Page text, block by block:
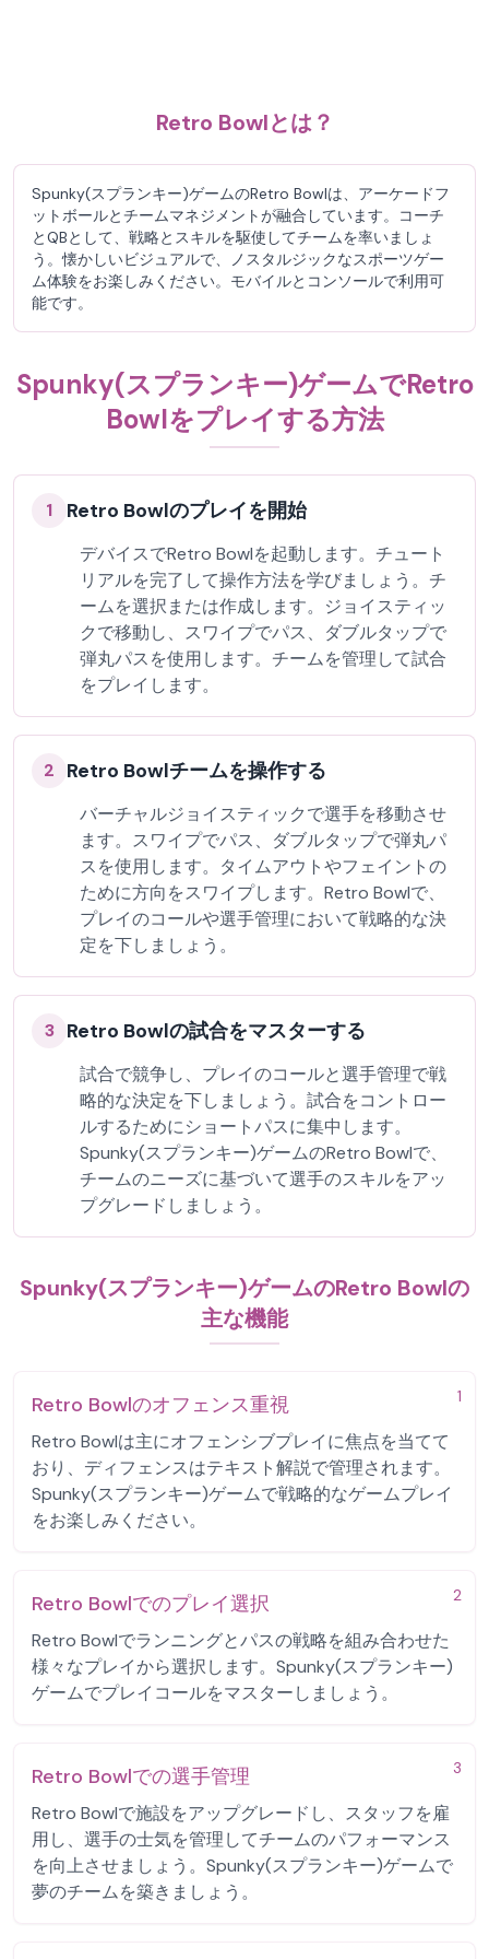
Retro Bowlとは？
Spunky(スプランキー)ゲームのRetro Bowlは、アーケードフ
ットボールとチームマネジメントが融合しています。コーチ
とQBとして、戦略とスキルを駆使してチームを率いましょ
う。懐かしいビジュアルで、ノスタルジックなスポーツゲー
ム体験をお楽しみください。モバイルとコンソールで利用可
能です。
Spunky(スプランキー)ゲームでRetro
Bowlをプレイする方法
1 Retro Bowlのプレイを開始
デバイスでRetro Bowlを起動します。チュート
リアルを完了して操作方法を学びましょう。チ
ームを選択または作成します。ジョイスティッ
クで移動し、スワイプでパス、ダブルタップで
弾丸パスを使用します。チームを管理して試合
をプレイします。
2 Retro Bowlチームを操作する
バーチャルジョイスティックで選手を移動させ
ます。スワイプでパス、ダブルタップで弾丸パ
スを使用します。タイムアウトやフェイントの
ために方向をスワイプします。Retro Bowlで、
プレイのコールや選手管理において戦略的な決
定を下しましょう。
3 Retro Bowlの試合をマスターする
試合で競争し、プレイのコールと選手管理で戦
略的な決定を下しましょう。試合をコントロー
ルするためにショートパスに集中します。
Spunky(スプランキー)ゲームのRetro Bowlで、
チームのニーズに基づいて選手のスキルをアッ
プグレードしましょう。
Spunky(スプランキー)ゲームのRetro Bowlの
主な機能
1
Retro Bowlのオフェンス重視
Retro Bowlは主にオフェンシブプレイに焦点を当てて
おり、ディフェンスはテキスト解説で管理されます。
Spunky(スプランキー)ゲームで戦略的なゲームプレイ
をお楽しみください。
2
Retro Bowlでのプレイ選択
Retro Bowlでランニングとパスの戦略を組み合わせた
様々なプレイから選択します。Spunky(スプランキー)
ゲームでプレイコールをマスターしましょう。
3
Retro Bowlでの選手管理
Retro Bowlで施設をアップグレードし、スタッフを雇
用し、選手の士気を管理してチームのパフォーマンス
を向上させましょう。Spunky(スプランキー)ゲームで
夢のチームを築きましょう。